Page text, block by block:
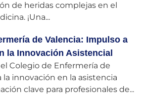
de heridas complejas en el
¡Una...
de Valencia: Impulso a
la Innovación Asistencial
Colegio de Enfermería de
la innovación en la asistencia
clave para profesionales de...